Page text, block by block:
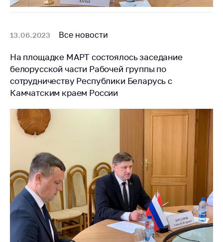
13.06.2023 Все новости
На площадке МАРТ состоялось заседание
белорусской части Рабочей группы по
сотрудничеству Республики Беларусь с
Камчатским краем России